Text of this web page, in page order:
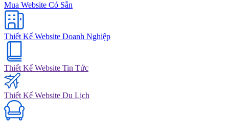
Mua Website Có Sẵn
Thiết Kế Website Doanh Nghiệp
Thiết Kế Website Tin Tức
Thiết Kế Website Du Lịch